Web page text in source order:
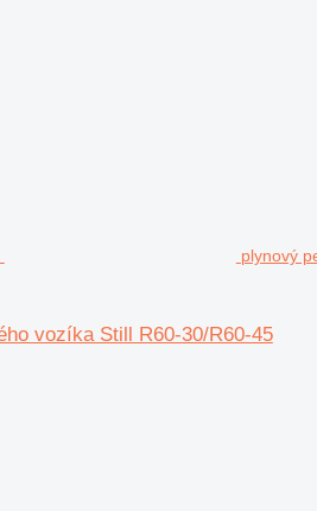
plynový
vozíka Still R60-30/R60-45